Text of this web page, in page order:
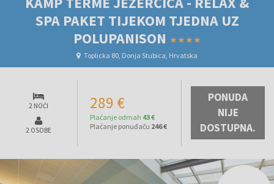
SPA PAKET TIJEKOM TJEDNA UZ
POLUPANISON
Toplicka 80, Donja Stubica, Hrvatska
2 NOĆI
2 OSOBE
289 €
Plaćanje odmah 43 €
Plaćanje ponuđaču 246 €
PONUDA
NIJE
DOSTUPNA.